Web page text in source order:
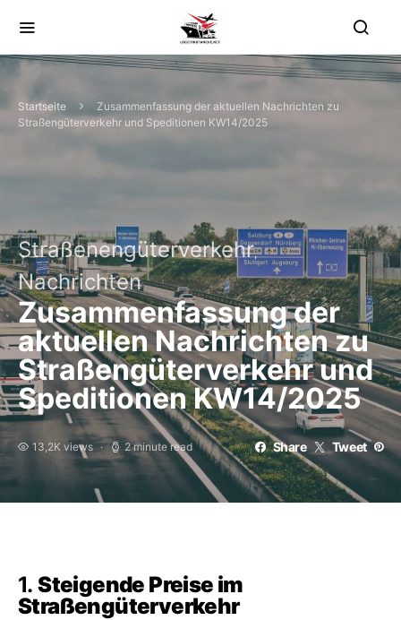
Startseite
Zusammenfassung der aktuellen Nachrichten zu
Straßengüterverkehr und Speditionen KW14/2025
Straßenengüterverkehr
Nachrichten
Zusammenfassung der
aktuellen Nachrichten zu
Straßengüterverkehr und
Speditionen KW14/2025
13,2K views 2 minute read Share Tweet
1.Steigende Preise im
Straßengüterverkehr